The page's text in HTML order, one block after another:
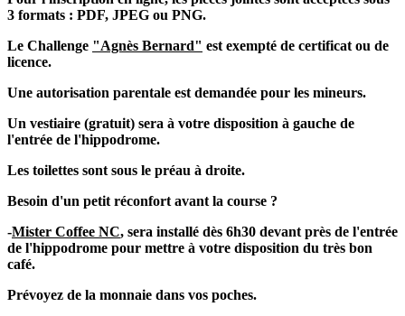
3 formats : PDF, JPEG ou PNG.
Le Challenge "Agnès Bernard" est exempté de certificat ou de
licence.
Une autorisation parentale est demandée pour les mineurs.
Un vestiaire (gratuit) sera à votre disposition à gauche de
l'entrée de l'hippodrome.
Les toilettes sont sous le préau à droite.
Besoin d'un petit réconfort avant la course ?
-Mister Coffee NC, sera installé dès 6h30 devant près de l'entrée
de l'hippodrome pour mettre à votre disposition du très bon
café.
Prévoyez de la monnaie dans vos poches.